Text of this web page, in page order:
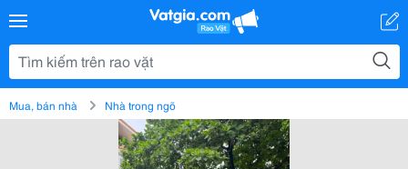
Mua, bán nhà Nhà trong ngõ